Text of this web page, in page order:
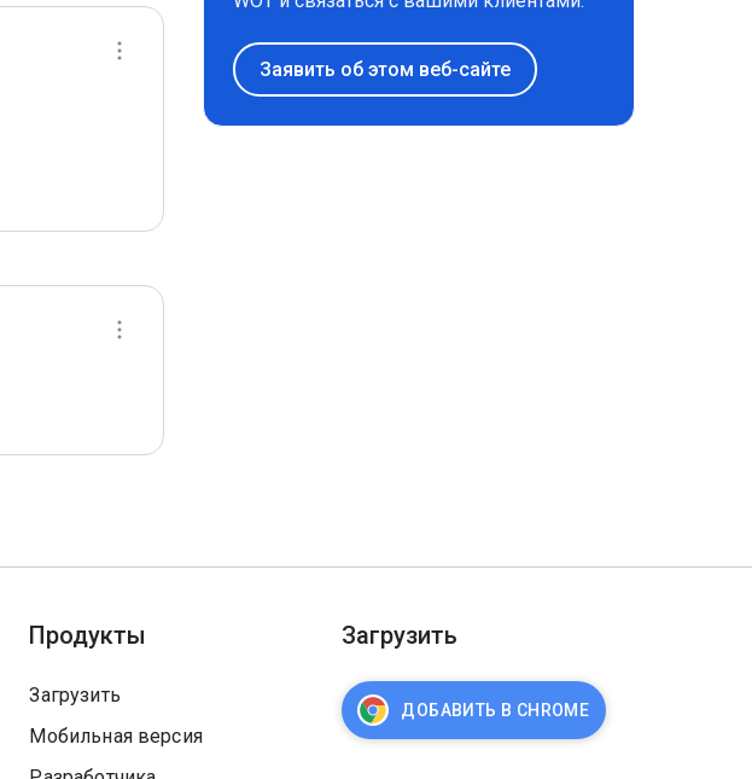
Заявить об этом веб-сайте
Продукты
Загрузить
Мобильная версия
Загрузить
ДОБАВИТЬ В CHROME